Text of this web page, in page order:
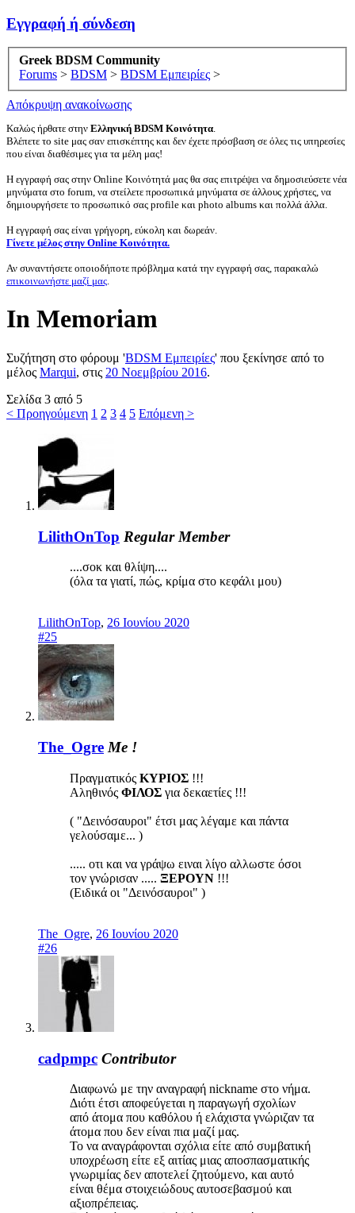
Εγγραφή ή σύνδεση
Greek BDSM Community
Forums > BDSM > BDSM Εμπειρίες >
Απόκρυψη ανακοίνωσης
Καλώς ήρθατε στην Ελληνική BDSM Κοινότητα.
Βλέπετε το site μας σαν επισκέπτης και δεν έχετε πρόσβαση σε όλες τις υπηρεσίες
που είναι διαθέσιμες για τα μέλη μας!
Η εγγραφή σας στην Online Κοινότητά μας θα σας επιτρέψει να δημοσιεύσετε νέα
μηνύματα στο forum, να στείλετε προσωπικά μηνύματα σε άλλους χρήστες, να
δημιουργήσετε το προσωπικό σας profile και photo albums και πολλά άλλα.
Η εγγραφή σας είναι γρήγορη, εύκολη και δωρεάν.
Γίνετε μέλος στην Online Κοινότητα.
Αν συναντήσετε οποιοδήποτε πρόβλημα κατά την εγγραφή σας, παρακαλώ
επικοινωνήστε μαζί μας.
In Memoriam
Συζήτηση στο φόρουμ 'BDSM Εμπειρίες' που ξεκίνησε από το
μέλος Marqui, στις 20 Νοεμβρίου 2016.
Σελίδα 3 από 5
< Προηγούμενη 1 2 3 4 5 Επόμενη >
LilithOnTop Regular Member
....σοκ και θλίψη....
(όλα τα γιατί, πώς, κρίμα στο κεφάλι μου)
LilithOnTop, 26 Ιουνίου 2020
#25
The_Ogre Me !
Πραγματικός ΚΥΡΙΟΣ !!!
Αληθινός ΦΙΛΟΣ για δεκαετίες !!!
( "Δεινόσαυροι" έτσι μας λέγαμε και πάντα
γελούσαμε... )
..... οτι και να γράψω ειναι λίγο αλλωστε όσοι
τον γνώρισαν ..... ΞΕΡΟΥΝ !!!
(Ειδικά οι "Δεινόσαυροι" )
The_Ogre, 26 Ιουνίου 2020
#26
cadpmpc Contributor
Διαφωνώ με την αναγραφή nickname στο νήμα.
Διότι έτσι αποφεύγεται η παραγωγή σχολίων
από άτομα που καθόλου ή ελάχιστα γνώριζαν τα
άτομα που δεν είναι πια μαζί μας.
Το να αναγράφονται σχόλια είτε από συμβατική
υποχρέωση είτε εξ αιτίας μιας αποσπασματικής
γνωριμίας δεν αποτελεί ζητούμενο, και αυτό
είναι θέμα στοιχειώδους αυτοσεβασμού και
αξιοπρέπειας.